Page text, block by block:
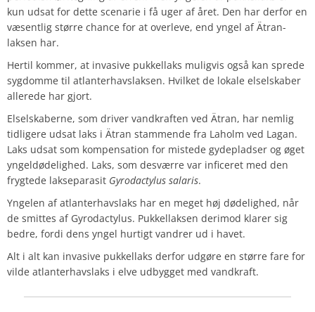
kun udsat for dette scenarie i få uger af året. Den har derfor en
væsentlig større chance for at overleve, end yngel af Ätran-
laksen har.
Hertil kommer, at invasive pukkellaks muligvis også kan sprede
sygdomme til atlanterhavslaksen. Hvilket de lokale elselskaber
allerede har gjort.
Elselskaberne, som driver vandkraften ved Ätran, har nemlig
tidligere udsat laks i Ätran stammende fra Laholm ved Lagan.
Laks udsat som kompensation for mistede gydepladser og øget
yngeldødelighed. Laks, som desværre var inficeret med den
frygtede lakseparasit Gyrodactylus salaris.
Yngelen af ​​atlanterhavslaks har en meget høj dødelighed, når
de smittes af Gyrodactylus. Pukkellaksen derimod klarer sig
bedre, fordi dens yngel hurtigt vandrer ud i havet.
Alt i alt kan invasive pukkellaks derfor udgøre en større fare for
vilde atlanterhavslaks i elve udbygget med vandkraft.